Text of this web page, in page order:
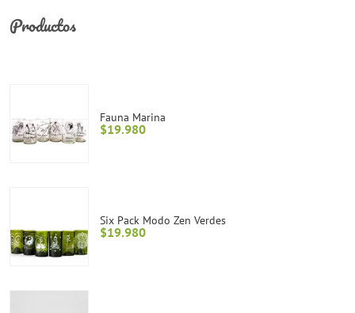
Productos
Fauna Marina
$19.980
Six Pack Modo Zen Verdes
$19.980